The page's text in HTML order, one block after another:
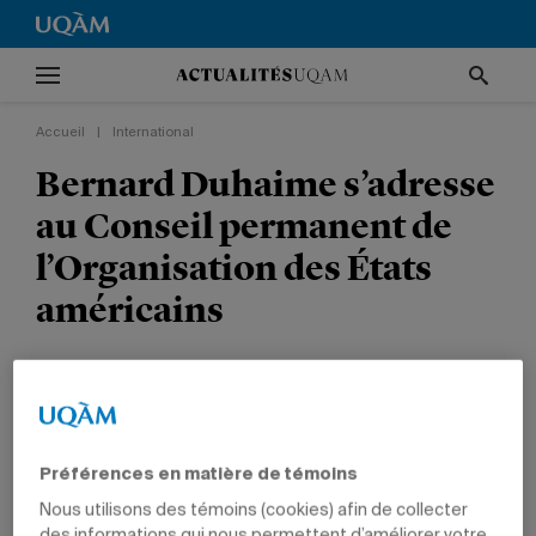
Accueil International
Bernard Duhaime s’adresse
au Conseil permanent de
l’Organisation des États
américains
armes létales autonomes, le droit international
Préférences en matière de témoins
Nous utilisons des témoins (cookies) afin de collecter